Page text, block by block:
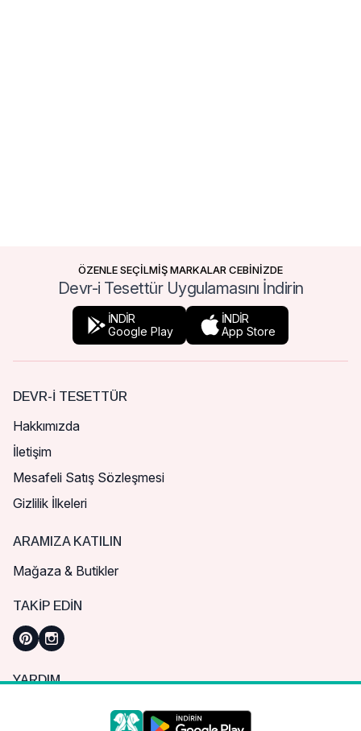
ÖZENLE SEÇİLMİŞ MARKALAR CEBİNİZDE
Devr-i Tesettür Uygulamasını İndirin
İNDİR
Google Play
İNDİR
App Store
DEVR-I TESETTÜR
Hakkımızda
İletişim
Mesafeli Satış Sözleşmesi
Gizlilik İlkeleri
ARAMIZA KATILIN
Mağaza & Butikler
TAKIP EDIN
YARDIM
Sık Sorulan Sorular